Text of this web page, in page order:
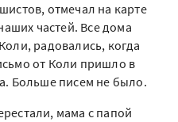
отмечал на карте
частей. Все дома
радовались, когда
от Коли пришло в
Больше писем не было.
мама с папой